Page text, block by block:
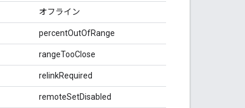
オフライン
percentOutOfRange
rangeTooClose
relinkRequired
remoteSetDisabled